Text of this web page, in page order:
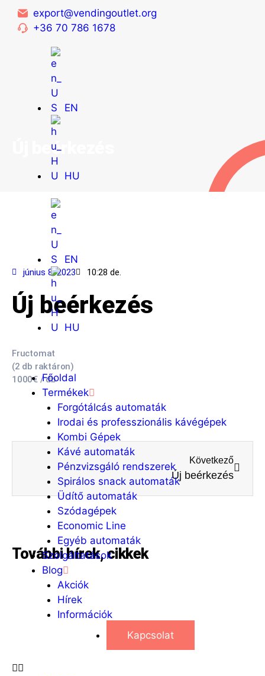
export@vendingoutlet.org
+36 70 786 1678
EN
HU
EN
HU
Főoldal
Termékek
Forgótálcás automaták
Irodai és professzionális kávégépek
Kombi Gépek
Kávé automaták
Pénzvizsgáló rendszerek
Spirálos snack automaták
Üdítő automaták
Szódagépek
Economic Line
Egyéb automaták
Szolgáltatások
Blog
Akciók
Hírek
Információk
Kapcsolat
Új beérkezés
június 8, 2023 10:28 de.
Új beérkezés
Fructomat
(2 db raktáron)
1000€ / db
Következő
Új beérkezés
További hírek, cikkek